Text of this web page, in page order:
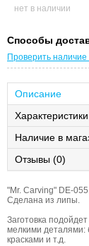
нет в наличии
Способы
Проверить
Описание
Характеристики
Наличие в
Отзывы (0)
"Mr. Carving" DE-
Сделана из липы.
Заготовка
мелкими деталями:
красками и т.д.